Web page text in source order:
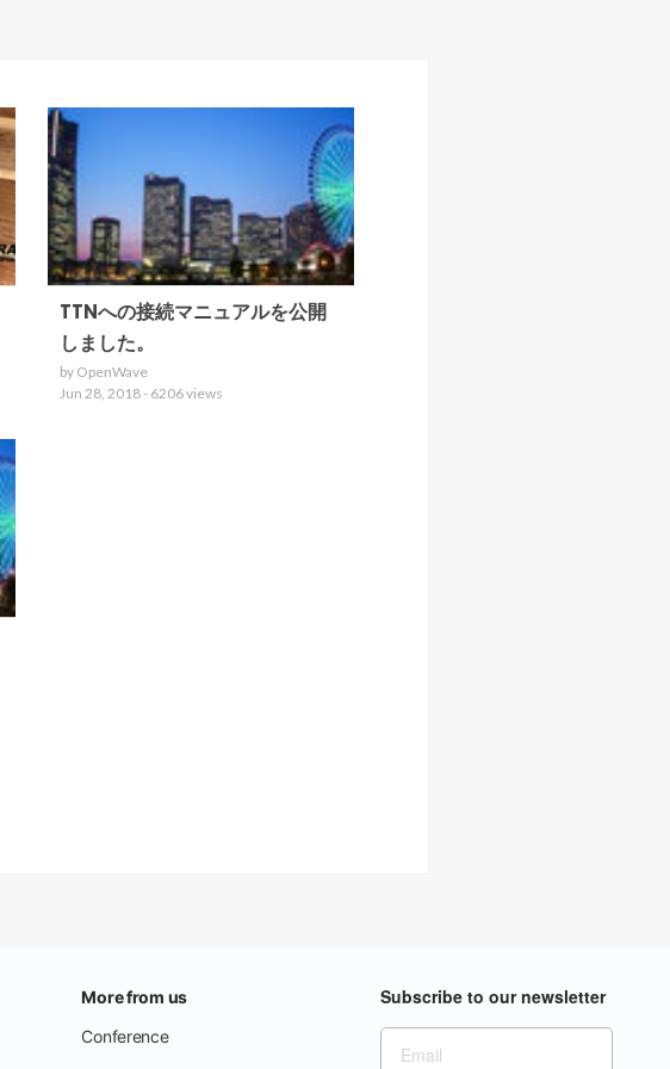
TTNへの接続マニュアルを公開
しました。
by OpenWave
Jun 28, 2018 - 6206 views